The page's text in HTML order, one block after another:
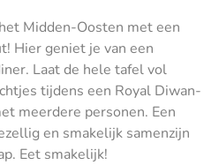
Midden-Oosten met een
Hier geniet je van een
Laat de hele tafel vol
tijdens een Royal Diwan-
meerdere personen. Een
en smakelijk samenzijn
Eet smakelijk!